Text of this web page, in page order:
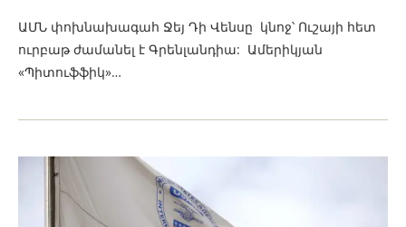
ԱՄՆ փոխնախագահ Ջեյ Դի Վենսը կնոջ՝ Ուշայի հետ
ուրբաթ ժամանել է Գրենլանդիա: Ամերիկյան
«Պիտուֆֆիկ»…